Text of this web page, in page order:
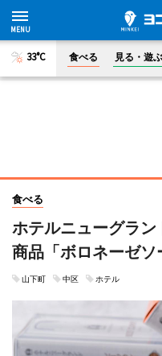
33°C 食べる 見る・遊ぶ
食べる
ホテルニューグラ
商品「ボロネーゼソ
山下町 中区 ホテル